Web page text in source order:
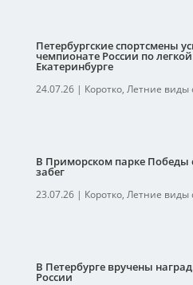
Петербургские спортсмены
чемпионате России по
Екатеринбурге
24.07.26| Коротко, Летние виды
В Приморском парке Победы
забег
23.07.26| Коротко, Летние виды
В Петербурге вручены
России